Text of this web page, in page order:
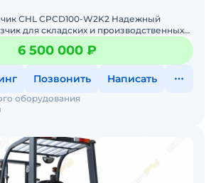
CHL CPCD100-W2K2 Надежный
для складских и производственных
6 500 000 ₽
Позвонить Написать
оборудования